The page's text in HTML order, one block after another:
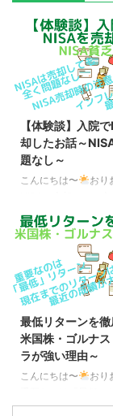
【体験談】入院
却したお話～
題なし～
こんにちは〜
おり
久々の更新になって
が、実は突然、IgA
（両足に大量の紫斑
ステロイドパルス療
め、3週間ほど緊急入
ました。（成人の場
（国の指定難病で原
ない）を合併する確
超えるため、慎重に
た） 月またぎで高額
月分になった上、下
NISAに入れていた
最低リターンを徹
米国株・ゴルナ
ラが強い理由～
こんにちは〜
おり
資において、過去の